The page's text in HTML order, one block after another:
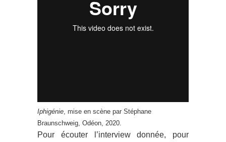
Iphigénie, mise en scène par Stéphane
Braunschweig, Odéon, 2020.
Pour écouter l’interview donnée, pour